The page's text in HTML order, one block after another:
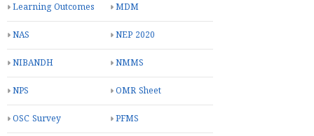
Learning Outcomes MDM
NAS NEP 2020
NIBANDH NMMS
NPS OMR Sheet
OSC Survey PFMS